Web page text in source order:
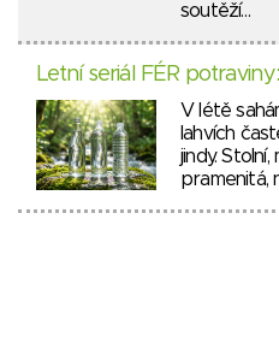
soutěží…
Letní seriál FÉR
V létě
lahvích
jindy. Stolní,
pramenitá,